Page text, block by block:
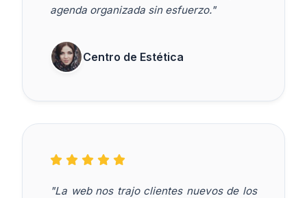
agenda organizada sin esfuerzo."
Centro de Estética
"La web nos trajo clientes nuevos de los